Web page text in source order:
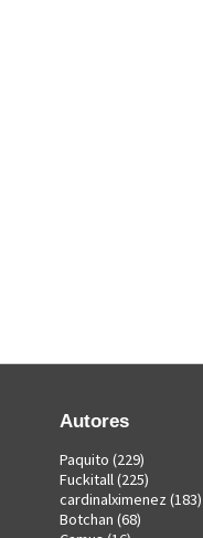
Autores
Paquito (229)
Fuckitall (225)
cardinalximenez (183)
Botchan (68)